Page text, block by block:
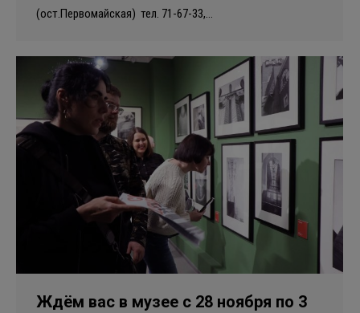
(ост.Первомайская) тел. 71-67-33,…
Ждём вас в музее с 28 ноября по 3